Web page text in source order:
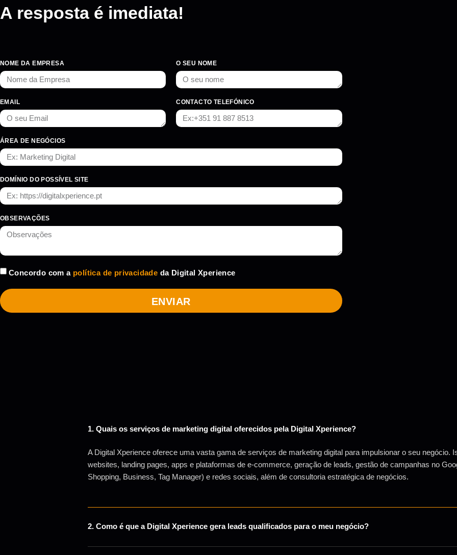
A resposta é imediata!
NOME DA EMPRESA O SEU NOME
EMAIL CONTACTO TELEFÓNICO
ÁREA DE NEGÓCIOS
DOMÍNIO DO POSSÍVEL SITE
OBSERVAÇÕES
Concordo com a política de privacidade da Digital Xperience
ENVIAR
1. Quais os serviços de marketing digital oferecidos pela Digital Xperience?
A Digital Xperience oferece uma vasta gama de serviços de marketing digital para impulsionar o seu negócio.
websites, landing pages, apps e plataformas de e-commerce, geração de leads, gestão de campanhas no
Shopping, Business, Tag Manager) e redes sociais, além de consultoria estratégica de negócios.
2. Como é que a Digital Xperience gera leads qualificados para o meu negócio?